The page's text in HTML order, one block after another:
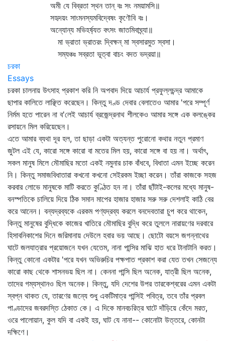
অমী যে বিব্রতা স্থন তান্‌ বঃ সং নময়ামসি॥
সহৃদয়ং সাংমনস্যমবিদ্বেষং কৃণৌবি বঃ।
অন্যোন্য মভিহর্ষ্যত বৎসং জাতমিবাঘ্ন্যা॥
মা ভ্রাতা ভ্রাতরং দ্বিক্ষন্‌ মা স্বসারমুত স্বসা।
সম্যঞ্চঃ সব্রতা ভূত্বা বাচং বদত ভদ্রয়া॥
চরকা
Essays
চরকা চালনায় উৎসাহ প্রকাশ করি নি অপবাদ দিয়ে আচার্য প্রফুল্লচন্দ্র আমাকে
ছাপার কালিতে লাঞ্ছিত করেছেন। কিন্তু দণ্ড দেবার বেলাতেও আমার 'পরে সম্পূর্ণ
নির্মম হতে পারেন না ব'লেই আচার্য ব্রজেন্দ্রনাথ শীলকেও আমার সঙ্গে এক কলঙ্কের
রসায়নে মিল করিয়েছেন।
এতে আমার ব্যথা দূর হল, তা ছাড়া একটা অত্যন্ত পুরোনো কথার নতুন প্রমাণ
জুটল এই যে, কারো সঙ্গে কারো বা মতের মিল হয়, কারো সঙ্গে বা হয় না। অর্থাৎ,
সকল মানুষ মিলে মৌমাছির মতো একই নমুনার চাক বাঁধবে, বিধাতা এমন ইচ্ছে করেন
নি। কিন্তু সমাজবিধাতারা কখনো কখনো সেইরকম ইচ্ছা করেন। তাঁরা কাজকে সহজ
করবার লোভে মানুষকে মাটি করতে কুণ্ঠিত হন না। তাঁরা ছাঁটাই-কলের মধ্যে মানুষ-
বনস্পতিকে চালিয়ে দিয়ে ঠিক সমান মাপের হাজার হাজার সরু সরু দেশলাই কাঠি বের
করে আনেন। বন্যদ্রব্যকে এরকম পণ্যদ্রব্য করলে বনদেবতারা চুপ করে থাকেন,
কিন্তু মানুষের বুদ্ধিকে কাজের খাতিরে মৌমাছির বুদ্ধি করে তুললে নারায়ণের দরবারে
হিসাবনিকাশের দিনে জরিমানায় দেউলে হবার ভয় আছে। ছোটো বয়সে জগন্নাথের
ঘাটে জলযাত্রার প্রয়োজনে যখন যেতেম, নানা পান্সির মাঝি হাত ধরে টানাটানি করত।
কিন্তু কোনো একটার 'পরে যখন অভিরুচির পক্ষপাত প্রকাশ করা যেত তখন সেজন্যে
কারো কাছ থেকে শাসনভয় ছিল না। কেননা পান্সি ছিল অনেক, যাত্রী ছিল অনেক,
তাদের গম্যস্থানও ছিল অনেক। কিন্তু, যদি দেশের উপর তারকেশ্বরের এমন একটা
স্বপ্ন থাকত যে, তারণের জন্যে শুধু একটিমাত্র পান্সিই পবিত্র, তবে তাঁর প্রবল
পাণ্ডাদের জবরদস্তি ঠেকাত কে। এ দিকে মানবচরিত্র ঘাটে দাঁড়িয়ে কেঁদে মরত,
ওরে পালোয়ান, কুল যদি বা একই হয়, ঘাট যে নানা-- কোনোটা উত্তরে, কোনটা
দক্ষিণে।